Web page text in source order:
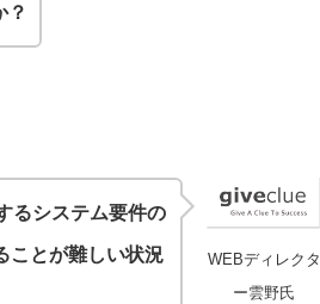
？
WEBディレクタ
ー雲野氏
るシステム要件の
ことが難しい状況